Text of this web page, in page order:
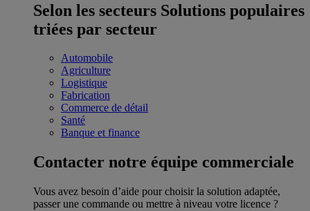
Selon les secteurs Solutions populaires
triées par secteur
Automobile
Agriculture
Logistique
Fabrication
Commerce de détail
Santé
Banque et finance
Contacter notre équipe commerciale
Vous avez besoin d’aide pour choisir la solution adaptée,
passer une commande ou mettre à niveau votre licence ?